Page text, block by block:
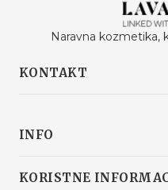
Naravna kozmetika,
KONTAKT
Hrvaška
Pon. - Pet.: 09h - 15h
INFO
O nas
KORISTNE